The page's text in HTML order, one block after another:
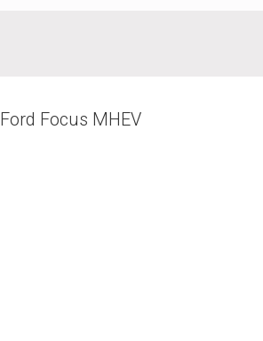
Ford Focus MHEV